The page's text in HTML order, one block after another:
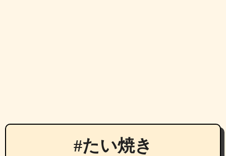
#たい焼き